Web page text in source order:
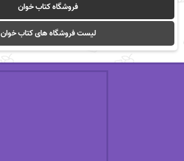
فروشگاه کتاب خوان
لیست فروشگاه های کتاب خوان